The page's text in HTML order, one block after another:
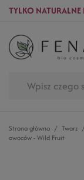
TYLKO
Strona główna Twarz
owoców - Wild Fruit